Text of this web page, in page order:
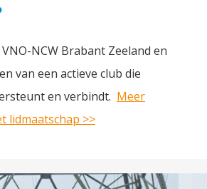
NCW Brabant Zeeland en
van een actieve club die
en verbindt. Meer
lidmaatschap >>